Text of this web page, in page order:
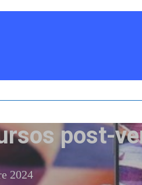
post-
2024